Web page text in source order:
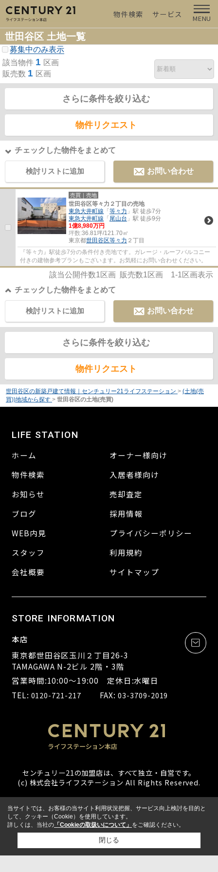
物件検索 サービス MENU
世田谷区 土地一覧
募集中のみ表示
該当物件 1 区画
販売数 1 区画
さらに条件を絞り込む
物件リクエスト
チェックした物件をまとめて
検討リストに追加 お問い合わせ
売買｜売地
世田谷区等々力２丁目の売地
東急大井町線 「 等々力 」駅 徒歩7分
東急大井町線 「 尾山台 」駅 徒歩9分
1億8,980万円
坪数:36.81坪/121.70㎡
東京都世田谷区等々力 ２丁目
『等々力』駅徒歩7分の条件付き売地です。ガレージ・ルーフバルコニー
付きの建物参考プランもございます。お気軽にお問い合わせください。
該当公開件数1区画 販売数1区画 1-1区画表示
チェックした物件をまとめて
お問い合わせ
検討リストに追加
さらに条件を絞り込む
物件リクエスト
世田谷区の新築戸建て情報｜センチュリー21ライフステーション > (土地(売
買))地域から探す > 世田谷区の土地(売買)
LIFE STATION
ホーム
物件検索
お知らせ
ブログ
WEB内見
スタッフ
会社概要
オーナー様向け
入居者様向け
売却査定
採用情報
プライバシーポリシー
利用規約
サイトマップ
STORE INFORMATION
本店
東京都世田谷区玉川２丁目26-3
TAMAGAWA N-2ビル 2階・3階
営業時間:10:00～19:00 定休日:水曜日
TEL: 0120-721-217 FAX:03-3709-2019
センチュリー21の加盟店は、すべて独立・自営です。
(c) 株式会社ライフステーション All Rights Reserved.
当サイトでは、お客様の当サイト利用状況把握、サービス向上検討を目的と
して、クッキー（Cookie）を使用しています。
詳しくは、当社の 「Cookieの取扱いについて」 をご確認ください。
閉じる